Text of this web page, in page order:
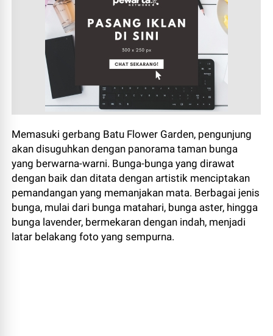
Memasuki gerbang Batu Flower Garden, pengunjung
akan disuguhkan dengan panorama taman bunga
yang berwarna-warni. Bunga-bunga yang dirawat
dengan baik dan ditata dengan artistik menciptakan
pemandangan yang memanjakan mata. Berbagai jenis
bunga, mulai dari bunga matahari, bunga aster, hingga
bunga lavender, bermekaran dengan indah, menjadi
latar belakang foto yang sempurna.